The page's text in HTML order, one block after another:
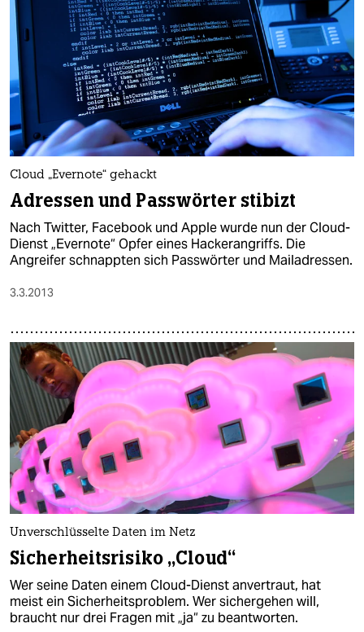
Cloud „Evernote“ gehackt
Adressen und Passwörter stibizt
Nach Twitter, Facebook und Apple wurde nun der Cloud-
Dienst „Evernote“ Opfer eines Hackerangriffs. Die
Angreifer schnappten sich Passwörter und Mailadressen.
3.3.2013
Unverschlüsselte Daten im Netz
Sicherheitsrisiko „Cloud“
Wer seine Daten einem Cloud-Dienst anvertraut, hat
meist ein Sicherheitsproblem. Wer sichergehen will,
braucht nur drei Fragen mit „ja“ zu beantworten.